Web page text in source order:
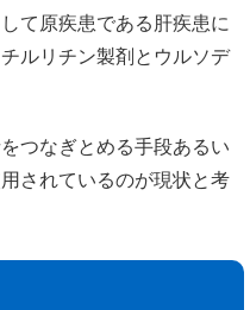
て原疾患である肝疾患に
ルリチン製剤とウルソデ
つなぎとめる手段あるい
されているのが現状と考